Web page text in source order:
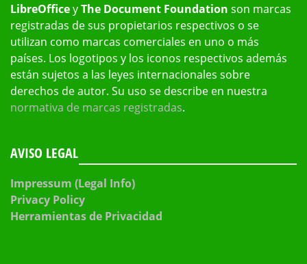
LibreOfficeyThe Document Foundation son marcas
registradas de sus propietarios respectivos o se
utilizan como marcas comerciales en uno o más
países. Los logotipos y los iconos respectivos además
están sujetos a las leyes internacionales sobre
derechos de autor. Su uso se describe en nuestra
normativa de marcas registradas.
AVISO LEGAL
Impressum (Legal Info)
Privacy Policy
Herramientas de Privacidad